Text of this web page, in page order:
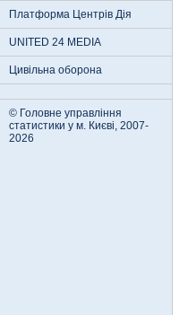
Платформа Центрів Дія
UNITED 24 MEDIA
Цивільна оборона
© Головне управління
статистики у м. Києві, 2007-
2026